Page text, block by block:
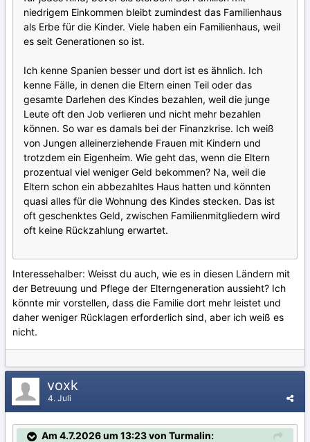
niedrigem Einkommen bleibt zumindest das Familienhaus
als Erbe für die Kinder. Viele haben ein Familienhaus, weil
es seit Generationen so ist.
Ich kenne Spanien besser und dort ist es ähnlich. Ich
kenne Fälle, in denen die Eltern einen Teil oder das
gesamte Darlehen des Kindes bezahlen, weil die junge
Leute oft den Job verlieren und nicht mehr bezahlen
können. So war es damals bei der Finanzkrise. Ich weiß
von Jungen alleinerziehende Frauen mit Kindern und
trotzdem ein Eigenheim. Wie geht das, wenn die Eltern
prozentual viel weniger Geld bekommen? Na, weil die
Eltern schon ein abbezahltes Haus hatten und könnten
quasi alles für die Wohnung des Kindes stecken. Das ist
oft geschenktes Geld, zwischen Familienmitgliedern wird
oft keine Rückzahlung erwartet.
Interessehalber: Weisst du auch, wie es in diesen Ländern mit
der Betreuung und Pflege der Elterngeneration aussieht? Ich
könnte mir vorstellen, dass die Familie dort mehr leistet und
daher weniger Rücklagen erforderlich sind, aber ich weiß es
nicht.
voxk
4. Juli
Am 4.7.2026 um 13:23 von Turmalin: